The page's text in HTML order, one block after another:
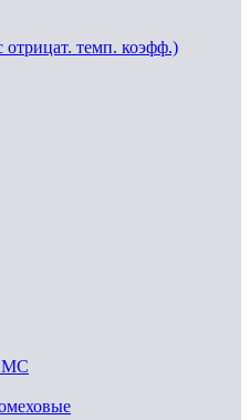
темп. коэфф.)